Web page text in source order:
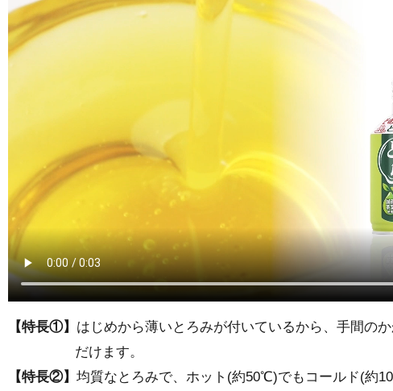
【特長①】 はじめから薄いとろみが付いているから、手間の
だけます。
【特長②】均質なとろみで、ホット(約50℃)でもコールド(約